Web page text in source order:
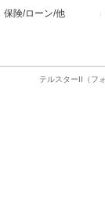
保険/ローン/他
テルスターII（フ